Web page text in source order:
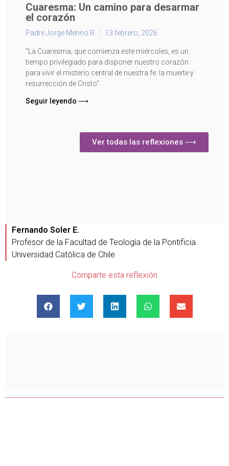
Cuaresma: Un camino para desarmar
el corazón
Padre Jorge Merino R. 13 febrero, 2026
"La Cuaresma, que comienza este miércoles, es un
tiempo privilegiado para disponer nuestro corazón
para vivir el misterio central de nuestra fe: la muerte y
resurrección de Cristo".
Seguir leyendo ⟶
Ver todas las reflexiones ⟶
Fernando Soler E.
Profesor de la Facultad de Teología de la Pontificia
Universidad Católica de Chile
Comparte esta reflexión